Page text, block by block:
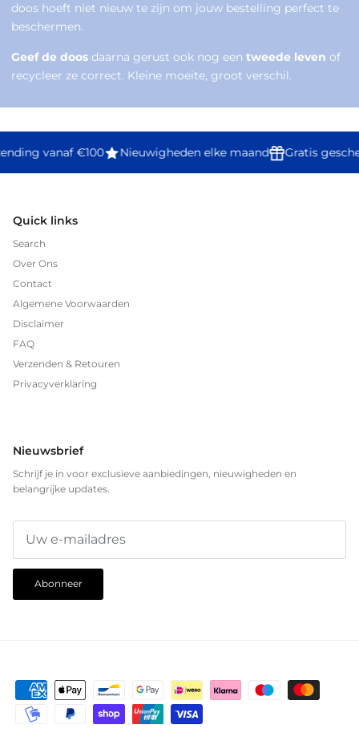
doos hoeft niet nieuw te zijn om jouw bestelling perfect te
beschermen.
Geef de doos daarna gerust ook nog een tweede leven of
recycleer ze correct. Kleine moeite, groot verschil.
vanaf €100 Nieuwigheden elke maand Gratis
Quick links
Search
Over Ons
Contact
Algemene Voorwaarden
Disclaimer
FAQ
Verzenden & Retouren
Privacyverklaring
Nieuwsbrief
Schrijf je in voor exclusieve aanbiedingen, nieuwigheden en
belangrijke updates.
Abonneer